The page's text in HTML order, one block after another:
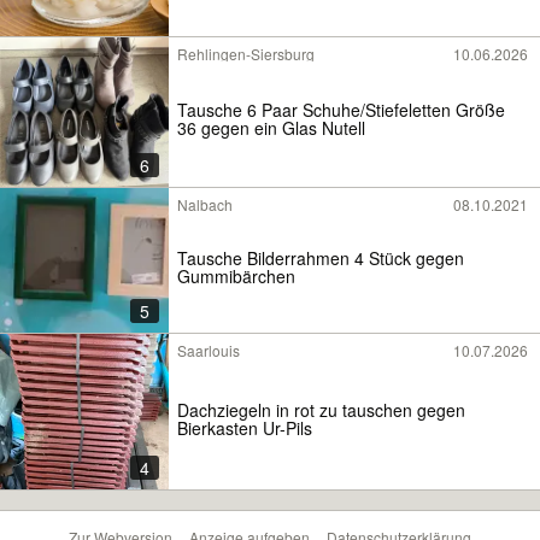
6
Rehlingen-Siersburg 10.06.2026
Tausche 6 Paar Schuhe/Stiefeletten Größe
36 gegen ein Glas Nutell
5
Nalbach 08.10.2021
Tausche Bilderrahmen 4 Stück gegen
Gummibärchen
4
Saarlouis 10.07.2026
Dachziegeln in rot zu tauschen gegen
Bierkasten Ur-Pils